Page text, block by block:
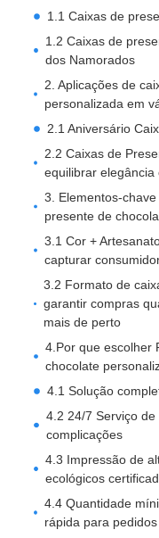
1.1 Caixas de
1.2 Caixas de
dos Namorados
2. Aplicações de
personalizada em
2.1 Aniversário
2.2 Caixas de
equilibrar elegância
3. Elementos-
presente de
3.1 Cor +
capturar
3.2 Formato de
garantir compras
mais de perto
4.Por que escolher
chocolate
4.1 Solução
4.2 24/7 Serviço
complicações
4.3 Impressão de
ecológicos
4.4 Quantidade
rápida para